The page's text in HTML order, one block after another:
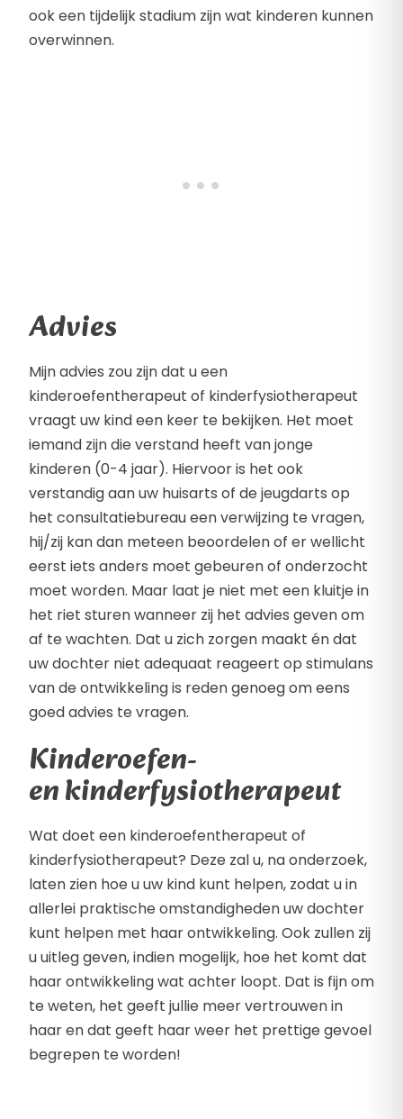
ook een tijdelijk stadium zijn wat kinderen kunnen
overwinnen.
Advies
Mijn advies zou zijn dat u een
kinderoefentherapeut of kinderfysiotherapeut
vraagt uw kind een keer te bekijken. Het moet
iemand zijn die verstand heeft van jonge
kinderen (0-4 jaar). Hiervoor is het ook
verstandig aan uw huisarts of de jeugdarts op
het consultatiebureau een verwijzing te vragen,
hij/zij kan dan meteen beoordelen of er wellicht
eerst iets anders moet gebeuren of onderzocht
moet worden. Maar laat je niet met een kluitje in
het riet sturen wanneer zij het advies geven om
af te wachten. Dat u zich zorgen maakt én dat
uw dochter niet adequaat reageert op stimulans
van de ontwikkeling is reden genoeg om eens
goed advies te vragen.
Kinderoefen-
en kinderfysiotherapeut
Wat doet een kinderoefentherapeut of
kinderfysiotherapeut? Deze zal u, na onderzoek,
laten zien hoe u uw kind kunt helpen, zodat u in
allerlei praktische omstandigheden uw dochter
kunt helpen met haar ontwikkeling. Ook zullen zij
u uitleg geven, indien mogelijk, hoe het komt dat
haar ontwikkeling wat achter loopt. Dat is fijn om
te weten, het geeft jullie meer vertrouwen in
haar en dat geeft haar weer het prettige gevoel
begrepen te worden!